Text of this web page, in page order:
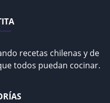
recetas chilenas y de
todos puedan cocinar.